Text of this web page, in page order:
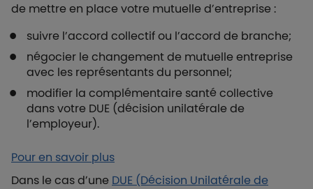
de mettre en place votre mutuelle d’entreprise :
suivre l’accord collectif ou l’accord de branche;
négocier le changement de mutuelle entreprise
avec les représentants du personnel;
modifier la complémentaire santé collective
dans votre DUE (décision unilatérale de
l’employeur).
Pour en savoir plus
Dans le cas d’une DUE (Décision Unilatérale de